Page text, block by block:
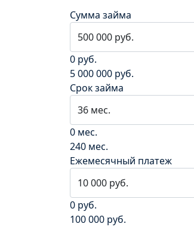
Сумма займа
0 руб.
5 000 000 руб.
Срок займа
0 мес.
240 мес.
Ежемесячный платеж
0 руб.
100 000 руб.